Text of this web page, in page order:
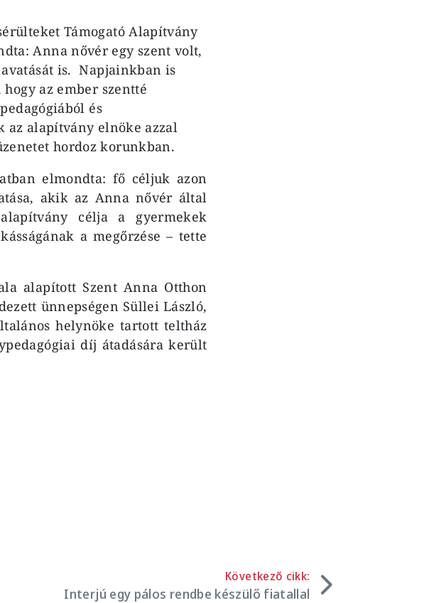
Támogató Alapítvány
Anna nővér egy szent volt,
is. Napjainkban is
az ember szentté
és
az alapítvány elnöke azzal
hordoz korunkban.
elmondta: fő céljuk azon
akik az Anna nővér által
célja a gyermekek
a megőrzése – tette
alapított Szent Anna Otthon
ünnepségen Süllei László,
helynöke tartott teltház
díj átadására került
Következő cikk:
Interjú egy pálos rendbe készülő fiatallal